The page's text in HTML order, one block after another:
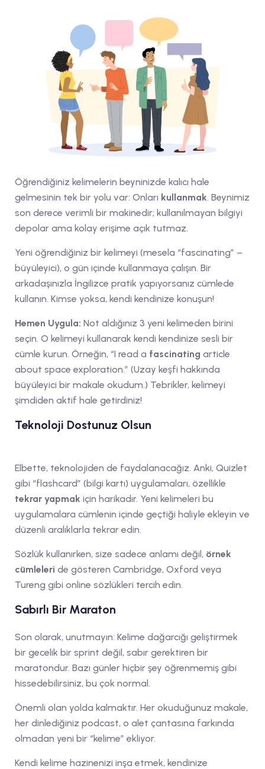
Öğrendiğiniz kelimelerin beyninizde kalıcı hale
gelmesinin tek bir yolu var: Onları kullanmak. Beynimiz
son derece verimli bir makinedir; kullanılmayan bilgiyi
depolar ama kolay erişime açık tutmaz.
Yeni öğrendiğiniz bir kelimeyi (mesela “fascinating” –
büyüleyici), o gün içinde kullanmaya çalışın. Bir
arkadaşınızla İngilizce pratik yapıyorsanız cümlede
kullanın. Kimse yoksa, kendi kendinize konuşun!
Hemen Uygula: Not aldığınız 3 yeni kelimeden birini
seçin. O kelimeyi kullanarak kendi kendinize sesli bir
cümle kurun. Örneğin, “I read a fascinating article
about space exploration.” (Uzay keşfi hakkında
büyüleyici bir makale okudum.) Tebrikler, kelimeyi
şimdiden aktif hale getirdiniz!
Teknoloji Dostunuz Olsun
Elbette, teknolojiden de faydalanacağız. Anki, Quizlet
gibi “flashcard” (bilgi kartı) uygulamaları, özellikle
tekrar yapmak için harikadır. Yeni kelimeleri bu
uygulamalara cümlenin içinde geçtiği haliyle ekleyin ve
düzenli aralıklarla tekrar edin.
Sözlük kullanırken, size sadece anlamı değil, örnek
cümleleri de gösteren Cambridge, Oxford veya
Tureng gibi online sözlükleri tercih edin.
Sabırlı Bir Maraton
Son olarak, unutmayın: Kelime dağarcığı geliştirmek
bir gecelik bir sprint değil, sabır gerektiren bir
maratondur. Bazı günler hiçbir şey öğrenmemiş gibi
hissedebilirsiniz, bu çok normal.
Önemli olan yolda kalmaktır. Her okuduğunuz makale,
her dinlediğiniz podcast, o alet çantasına farkında
olmadan yeni bir “kelime” ekliyor.
Kendi kelime hazinenizi inşa etmek, kendinize